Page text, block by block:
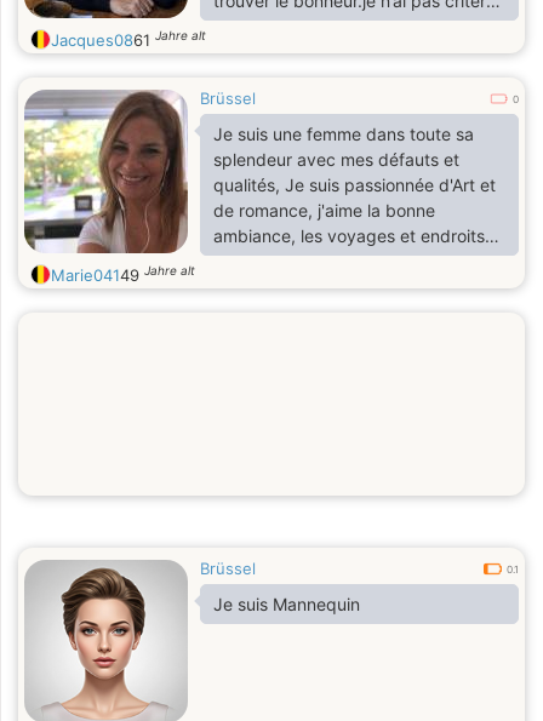
particulier, juste une personne
aimable et ouverte
Jacques0861 Jahre alt
Brüssel 0
Je suis une femme dans toute sa
splendeur avec mes défauts et
qualités, Je suis passionnée d'Art et
de romance, j'aime la bonne
ambiance, les voyages et endroits
reposant, je fuis les conflits, j'aime la
bonne humeur.
Marie04149 Jahre alt
Brüssel 0.1
Je suis Mannequin